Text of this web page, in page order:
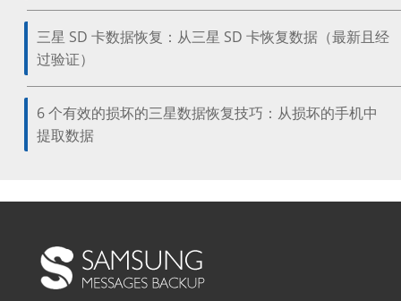
三星 SD 卡数据恢复：从三星 SD 卡恢复数据（最新且经
过验证）
6 个有效的损坏的三星数据恢复技巧：从损坏的手机中
提取数据